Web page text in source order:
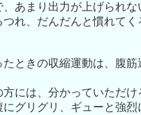
あまり出力が上げられ
れ、だんだんと慣れて
ときの収縮運動は、腹
には、分かっていただ
グリグリ、ギューと強